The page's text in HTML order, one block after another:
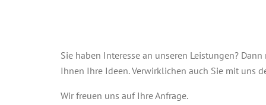
Sie haben Interesse an unseren Leistungen?
Ihnen Ihre Ideen. Verwirklichen auch Sie mit uns
Wir freuen uns auf Ihre Anfrage.